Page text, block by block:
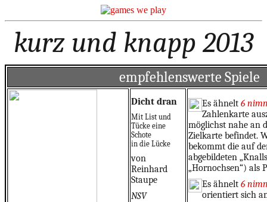
kurz und knapp 2013
empfehlenswerte Spiele
Dicht dran
Mit List und
Tücke eine
Schote
in die Lücke
von
Reinhard
Staupe
NSV
Es ähnelt 6
Zahlenkarte
möglichst nahe an
Zielkarte befindet.
bekommt die auf
abgebildeten
„Hornochsen“) als
Es ähnelt 6
orientiert sich